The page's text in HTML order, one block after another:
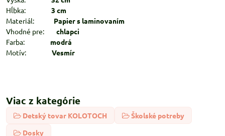
Hĺbka:
3 cm
Materiál:
Papier s laminovaním
Vhodné pre:
chlapci
Farba:
modrá
Motív:
Vesmír
Viac z kategórie
Detský tovar KOLOTOCH
Školské potreby
Dosky